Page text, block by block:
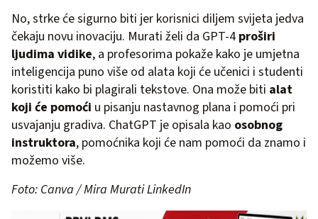
No, strke će sigurno biti jer korisnici diljem svijeta jedva
čekaju novu inovaciju. Murati želi da GPT-4 proširi
ljudima vidike, a profesorima pokaže kako je umjetna
inteligencija puno više od alata koji će učenici i studenti
koristiti kako bi plagirali tekstove. Ona može biti alat
koji će pomoći u pisanju nastavnog plana i pomoći pri
usvajanju gradiva. ChatGPT je opisala kao osobnog
instruktora, pomoćnika koji će nam pomoći da znamo i
možemo više.
Foto: Canva / Mira Murati LinkedIn